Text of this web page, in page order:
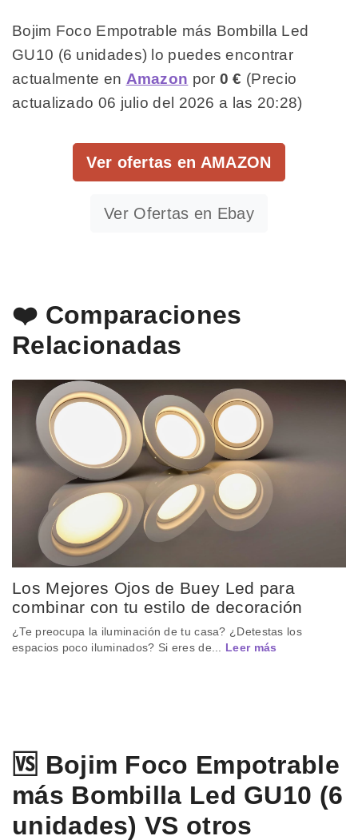
Bojim Foco Empotrable más Bombilla Led
GU10 (6 unidades) lo puedes encontrar
actualmente en Amazon por 0 € (Precio
actualizado 06 julio del 2026 a las 20:28)
Ver ofertas en AMAZON
Ver Ofertas en Ebay
❤️ Comparaciones
Relacionadas
Los Mejores Ojos de Buey Led para
combinar con tu estilo de decoración
¿Te preocupa la iluminación de tu casa? ¿Detestas los
espacios poco iluminados? Si eres de... Leer más
🆚 Bojim Foco Empotrable
más Bombilla Led GU10 (6
unidades) VS otros